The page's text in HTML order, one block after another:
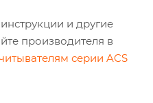
и другие
производителя в
серии ACS